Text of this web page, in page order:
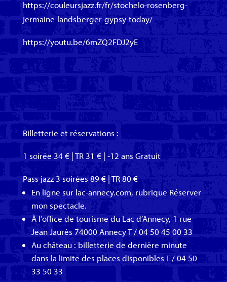
https://couleursjazz.fr/fr/stochelo-rosenberg-
jermaine-landsberger-gypsy-today/
https://youtu.be/6mZQ2FDJ2yE
Billetterie et réservations :
1 soirée 34 € | TR 31 € | -12 ans Gratuit
Pass jazz 3 soirées 89 € | TR 80 €
En ligne sur lac-annecy.com, rubrique Réserver
mon spectacle.
À l’office de tourisme du Lac d’Annecy, 1 rue
Jean Jaurès 74000 Annecy T / 04 50 45 00 33
Au château : billetterie de dernière minute
dans la limite des places disponibles T / 04 50
33 50 33